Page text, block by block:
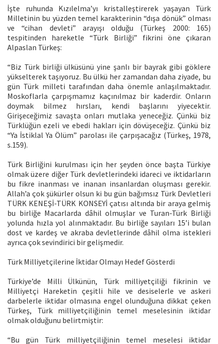
İşte ruhunda Kızılelma’yı kristalleştirerek yaşayan Türk
Milletinin bu yüzden temel karakterinin “dışa dönük” olması
ve “cihan devleti” arayışı olduğu (Türkeş 2000: 165)
tespitinden hareketle “Türk Birliği” fikrini öne çıkaran
Alpaslan Türkeş:
“Biz Türk birliği ülküsünü yine şanlı bir bayrak gibi göklere
yükselterek taşıyoruz. Bu ülkü her zamandan daha ziyade, bu
gün Türk milleti tarafından daha önemle anlaşılmaktadır.
Moskoflarla çarpışmamız kaçınılmaz bir kaderdir. Onların
doymak bilmez hırsları, kendi başlarını yiyecektir.
Girişeceğimiz savaşta onları mutlaka yeneceğiz. Çünkü biz
Türklüğün ezeli ve ebedi hakları için dövüşeceğiz. Çünkü biz
“Ya İstiklal Ya Ölüm” parolası ile çarpışacağız (Türkeş, 1978,
s.159).
Türk Birliğini kurulması için her şeyden önce başta Türkiye
olmak üzere diğer Türk devletlerindeki idareci ve iktidarların
bu fikre inanması ve inanan insanlardan oluşması gerekir.
Allah’a çok şükürler olsun ki bu gün bağımsız Türk Devletleri
TÜRK KENEŞİ-TÜRK KONSEYİ çatısı altında bir araya gelmiş
bu birliğe Macarlarda dâhil olmuşlar ve Turan-Türk Birliği
yolunda hızla yol alınmaktadır. Bu birliğe sayıları 15’i bulan
dost ve kardeş ve akraba devletlerinde dâhil olma istekleri
ayrıca çok sevindirici bir gelişmedir.
Türk Milliyetçilerine İktidar Olmayı Hedef Gösterdi
Türkiye’de Milli Ülkünün, Türk milliyetçiliği fikrinin ve
Milliyetçi Hareketin çeşitli hile ve desiselerle ve askeri
darbelerle iktidar olmasına engel olunduğuna dikkat çeken
Türkeş, Türk milliyetçiliğinin temel meselesinin iktidar
olmak olduğunu belirtmiştir:
“Bu gün Türk milliyetçiliğinin temel meselesi iktidar